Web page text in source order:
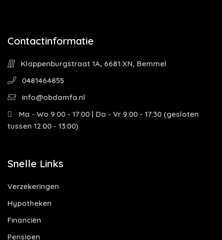
Contactinformatie
Klappenburgstraat 1A, 6681 XN, Bemmel
0481464855
info@obdamfa.nl
Ma - Wo 9:00 - 17:00 | Do - Vr 9:00 - 17:30 (gesloten
tussen 12:00 - 13:00)
Snelle Links
Verzekeringen
Hypotheken
Financiën
Pensioen